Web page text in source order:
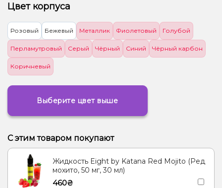
Цвет корпуса
Розовый Бежевый Металлик Фиолетовый Голубой
Перламутровый Серый Чёрный Синий Чёрный карбон
Коричневый
Выберите цвет выше
С этим товаром покупают
Жидкость Eight by Katana Red Mojito (Ред
мохито, 50 мг, 30 мл)
460₴